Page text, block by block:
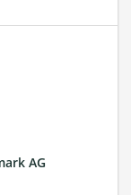
AG